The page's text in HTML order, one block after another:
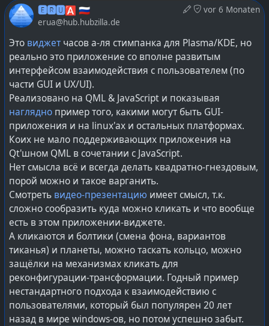
подтверждением в рамках установленных
требований).
Иначе говоря, внедрён ряд практик, которые
оказались включены в процессы на постоянной
основе, без пересмотра или отказа — закреплены как
постоянная часть жизненного цикла создаваемого
продукта:
Генерация SBOM, статический и динамический
анализ, тестирование устойчивости, контроль
целостности артефактов, подпись образов и
детерминированные пайплайны сборки.
В данном случае, госрегулятор выполняет роль
внешней силы, нормализирующей качество
продукции, чтобы потребителей перестали почивать
дерьмом через неявный картельный сговор
производителей. В то время, как все остальные
рыночные механизмы привели лишь к упадку в
индустрии — катастрофическому снижению качества
и надёжности эксплуатируемых систем.
Каких-то 15-20 лет назад этот весь набор требований
vor 6 Monaten
🅴🆁🆄🅰 🇷🇺
erua@hub.hubzilla.de
Это виджет часов а-ля стимпанка для Plasma/KDE, но
реально это приложение со вполне развитым
интерфейсом взаимодействия с пользователем (по
части GUI и UX/UI).
Реализовано на QML & JavaScript и показывая
наглядно пример того, какими могут быть GUI-
приложения и на linux'ах и остальных платформах.
Коих не мало поддерживающих приложения на
Qt'шном QML в сочетании с JavaScript.
Нет смысла всё и всегда делать квадратно-гнездовым,
порой можно и такое варганить.
Смотреть видео-презентацию имеет смысл, т.к.
сложно сообразить куда можно кликать и что вообще
есть в этом приложении-виджете.
А кликаются и болтики (смена фона, вариантов
тиканья) и планеты, можно таскать кольцо, можно
защёлки на механизмах кликать для
реконфигурации-трансформации. Годный пример
нестандартного подхода к взаимодействию с
пользователями, который был популярен 20 лет
назад в мире windows-ов, но потом успешно забыт.